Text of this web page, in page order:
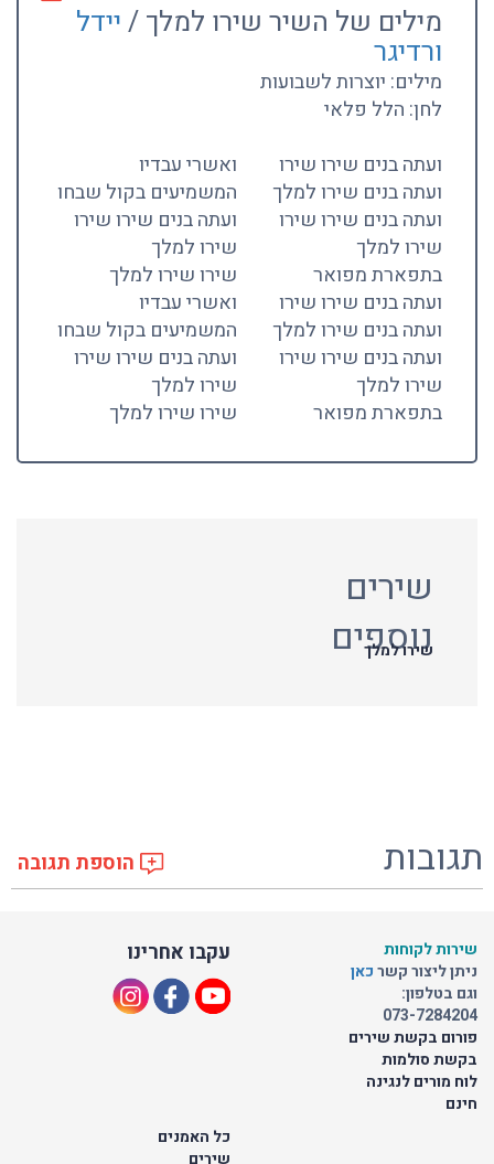
מילים של השיר שירו למלך /יידל
ורדיגר
מילים: יוצרות לשבועות
לחן: הלל פלאי
ועתה בנים שירו שירו
ועתה בנים שירו למלך
ועתה בנים שירו שירו
שירו למלך
בתפארת מפואר
ועתה בנים שירו שירו
ועתה בנים שירו למלך
ועתה בנים שירו שירו
שירו למלך
בתפארת מפואר
ואשרי עבדיו
המשמיעים בקול שבחו
ועתה בנים שירו שירו
שירו למלך
שירו שירו למלך
ואשרי עבדיו
המשמיעים בקול שבחו
ועתה בנים שירו שירו
שירו למלך
שירו שירו למלך
שירים
נוספים
שירו למלך
תגובות הוספת תגובה
עקבו אחרינו
שירות לקוחות
ניתן ליצור קשרכאן
וגם בטלפון:
073-7284204
פורום בקשת שירים
בקשת סולמות
לוח מורים לנגינה
חינם
כל האמנים
שירים